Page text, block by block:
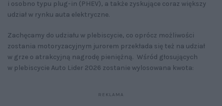
i osobno typu plug-in (PHEV), a także zyskujące coraz większy
udział w rynku auta elektryczne.
Zachęcamy do udziału w plebiscycie, co oprócz możliwości
zostania motoryzacyjnym jurorem przekłada się też na udział
w grze o atrakcyjną nagrodę pieniężną. Wśród głosujących
w plebiscycie Auto Lider 2026 zostanie wylosowana kwota: